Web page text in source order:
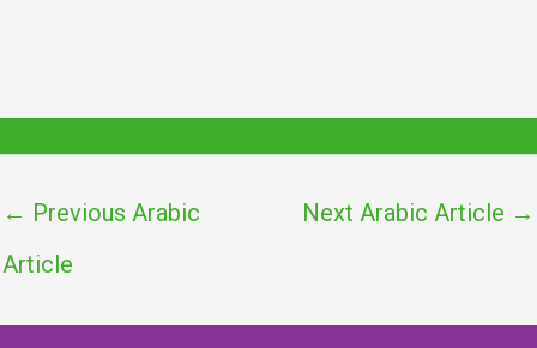
← Previous Arabic
Article
Next Arabic Article →